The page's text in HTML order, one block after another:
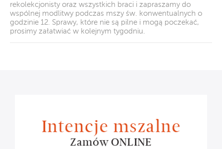
rekolekcjonisty oraz wszystkich braci i zapraszamy do
wspólnej modlitwy podczas mszy św. konwentualnych o
godzinie 12. Sprawy, które nie są pilne i mogą poczekać,
prosimy załatwiać w kolejnym tygodniu.